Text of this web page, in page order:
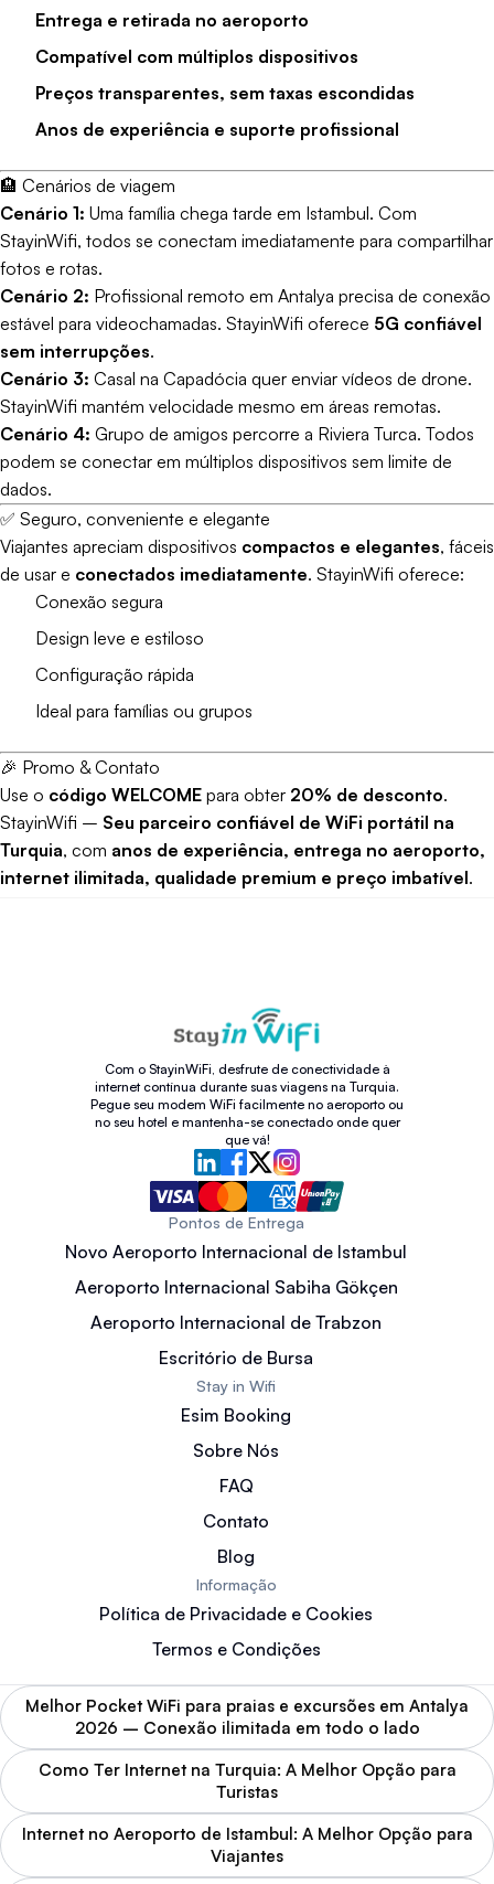
Entrega e retirada no aeroporto
Compatível com múltiplos dispositivos
Preços transparentes, sem taxas escondidas
Anos de experiência e suporte profissional
🏨 Cenários de viagem
Cenário 1: Uma família chega tarde em Istambul. Com
StayinWifi, todos se conectam imediatamente para compartilhar
fotos e rotas.
Cenário 2: Profissional remoto em Antalya precisa de conexão
estável para videochamadas. StayinWifi oferece 5G confiável
sem interrupções.
Cenário 3: Casal na Capadócia quer enviar vídeos de drone.
StayinWifi mantém velocidade mesmo em áreas remotas.
Cenário 4: Grupo de amigos percorre a Riviera Turca. Todos
podem se conectar em múltiplos dispositivos sem limite de
dados.
✅ Seguro, conveniente e elegante
Viajantes apreciam dispositivos compactos e elegantes, fáceis
de usar e conectados imediatamente. StayinWifi oferece:
Conexão segura
Design leve e estiloso
Configuração rápida
Ideal para famílias ou grupos
🎉 Promo & Contato
Use o código WELCOME para obter 20% de desconto.
StayinWifi – Seu parceiro confiável de WiFi portátil na
Turquia, com anos de experiência, entrega no aeroporto,
internet ilimitada, qualidade premium e preço imbatível.
Com o StayinWiFi, desfrute de conectividade à
internet contínua durante suas viagens na Turquia.
Pegue seu modem WiFi facilmente no aeroporto ou
no seu hotel e mantenha-se conectado onde quer
que vá!
Pontos de Entrega
Novo Aeroporto Internacional de Istambul
Aeroporto Internacional Sabiha Gökçen
Aeroporto Internacional de Trabzon
Escritório de Bursa
Stay in Wifi
Esim Booking
Sobre Nós
FAQ
Contato
Blog
Informação
Política de Privacidade e Cookies
Termos e Condições
Melhor Pocket WiFi para praias e excursões em Antalya
2026 – Conexão ilimitada em todo o lado
Como Ter Internet na Turquia: A Melhor Opção para
Turistas
Internet no Aeroporto de Istambul: A Melhor Opção para
Viajantes